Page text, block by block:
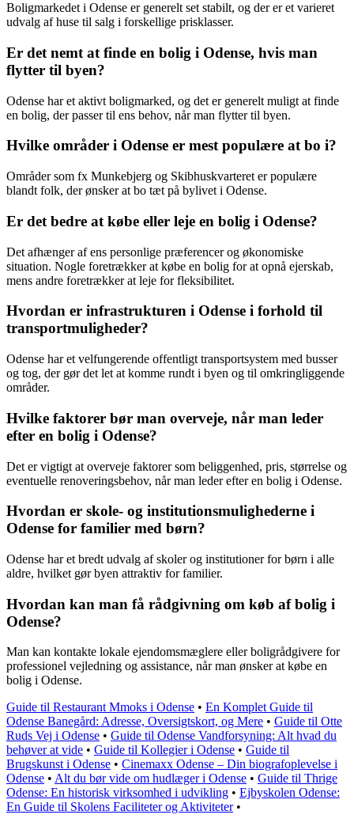
Boligmarkedet i Odense er generelt set stabilt, og der er et varieret
udvalg af huse til salg i forskellige prisklasser.
Er det nemt at finde en bolig i Odense, hvis man
flytter til byen?
Odense har et aktivt boligmarked, og det er generelt muligt at finde
en bolig, der passer til ens behov, når man flytter til byen.
Hvilke områder i Odense er mest populære at bo i?
Områder som fx Munkebjerg og Skibhuskvarteret er populære
blandt folk, der ønsker at bo tæt på bylivet i Odense.
Er det bedre at købe eller leje en bolig i Odense?
Det afhænger af ens personlige præferencer og økonomiske
situation. Nogle foretrækker at købe en bolig for at opnå ejerskab,
mens andre foretrækker at leje for fleksibilitet.
Hvordan er infrastrukturen i Odense i forhold til
transportmuligheder?
Odense har et velfungerende offentligt transportsystem med busser
og tog, der gør det let at komme rundt i byen og til omkringliggende
områder.
Hvilke faktorer bør man overveje, når man leder
efter en bolig i Odense?
Det er vigtigt at overveje faktorer som beliggenhed, pris, størrelse og
eventuelle renoveringsbehov, når man leder efter en bolig i Odense.
Hvordan er skole- og institutionsmulighederne i
Odense for familier med børn?
Odense har et bredt udvalg af skoler og institutioner for børn i alle
aldre, hvilket gør byen attraktiv for familier.
Hvordan kan man få rådgivning om køb af bolig i
Odense?
Man kan kontakte lokale ejendomsmæglere eller boligrådgivere for
professionel vejledning og assistance, når man ønsker at købe en
bolig i Odense.
Guide til Restaurant Mmoks i Odense • En Komplet Guide til
Odense Banegård: Adresse, Oversigtskort, og Mere • Guide til Otte
Ruds Vej i Odense • Guide til Odense Vandforsyning: Alt hvad du
behøver at vide • Guide til Kollegier i Odense • Guide til
Brugskunst i Odense • Cinemaxx Odense – Din biografoplevelse i
Odense • Alt du bør vide om hudlæger i Odense • Guide til Thrige
Odense: En historisk virksomhed i udvikling • Ejbyskolen Odense:
En Guide til Skolens Faciliteter og Aktiviteter•